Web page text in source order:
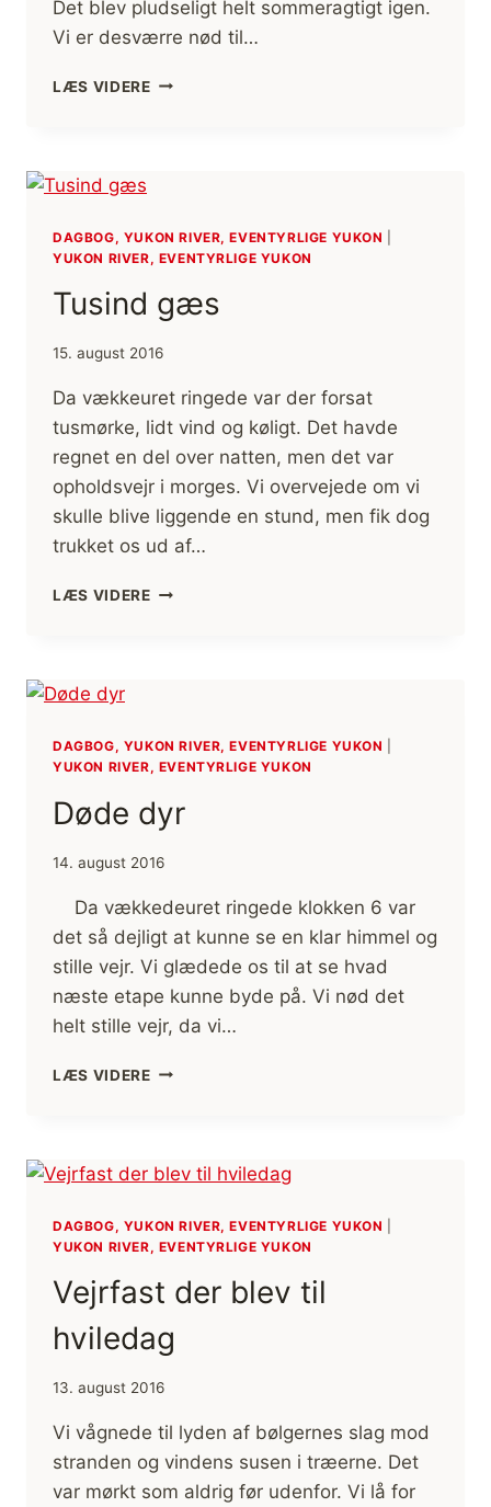
Det blev pludseligt helt sommeragtigt igen.
Vi er desværre nød til…
LÆS VIDERESENSOMMER
DAGBOG, YUKON RIVER, EVENTYRLIGE YUKON
YUKON RIVER, EVENTYRLIGE YUKON
Tusind gæs
15. august 2016
Da vækkeuret ringede var der forsat
tusmørke, lidt vind og køligt. Det havde
regnet en del over natten, men det var
opholdsvejr i morges. Vi overvejede om vi
skulle blive liggende en stund, men fik dog
trukket os ud af…
LÆS VIDERETUSIND
DAGBOG, YUKON RIVER, EVENTYRLIGE YUKON
YUKON RIVER, EVENTYRLIGE YUKON
Døde dyr
14. august 2016
Da vækkedeuret ringede klokken 6 var
det så dejligt at kunne se en klar himmel og
stille vejr. Vi glædede os til at se hvad
næste etape kunne byde på. Vi nød det
helt stille vejr, da vi…
LÆS VIDEREDØDE
DAGBOG, YUKON RIVER, EVENTYRLIGE YUKON
YUKON RIVER, EVENTYRLIGE YUKON
Vejrfast der blev til
hviledag
13. august 2016
Vi vågnede til lyden af bølgernes slag mod
stranden og vindens susen i træerne. Det
var mørkt som aldrig før udenfor. Vi lå for